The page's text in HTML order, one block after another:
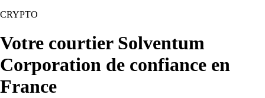
CRYPTO
Votre courtier Solventum
Corporation de confiance en
France